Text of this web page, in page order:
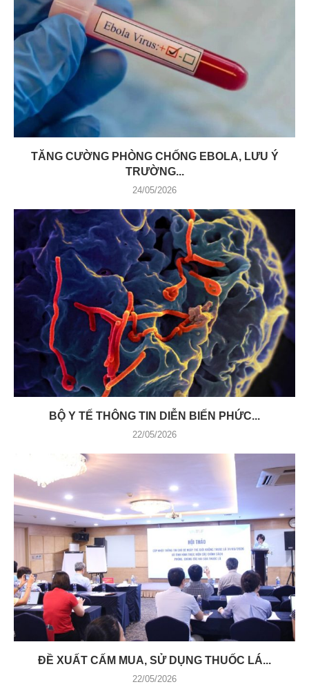
TĂNG CƯỜNG PHÒNG CHỐNG EBOLA, LƯU Ý
TRƯỜNG...
24/05/2026
BỘ Y TẾ THÔNG TIN DIỄN BIẾN PHỨC...
22/05/2026
ĐỀ XUẤT CẤM MUA, SỬ DỤNG THUỐC LÁ...
22/05/2026